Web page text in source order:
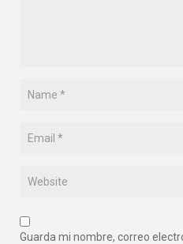
Guarda mi nombre, correo